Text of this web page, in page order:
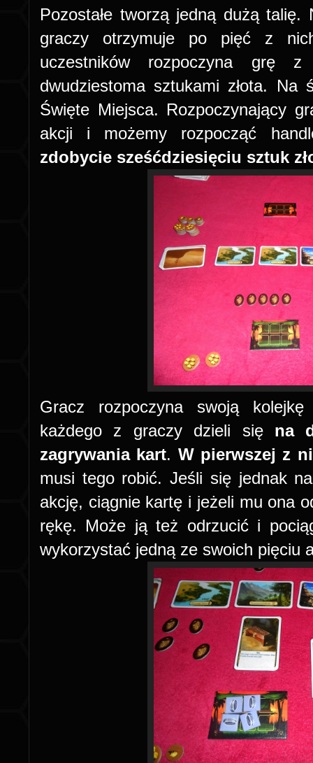
Pozostałe tworzą jedną dużą
graczy otrzymuje po pięć z
uczestników rozpoczyna grę
dwudziestoma sztukami złota. Na
Święte Miejsca. Rozpoczynający
akcji i możemy rozpocząć
zdobycie sześćdziesięciu sztuk
Gracz rozpoczyna swoją
każdego z graczy dzieli się na
zagrywania kart. W pierwszej z
musi tego robić. Jeśli się jednak
akcję, ciągnie kartę i jeżeli mu ona
rękę. Może ją też odrzucić i
wykorzystać jedną ze swoich pięciu